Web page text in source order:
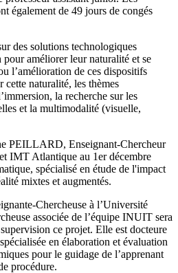
également de 49 jours de congés
des solutions technologiques
améliorer leur naturalité et se
l’amélioration de ces dispositifs
cette naturalité, les thèmes
la recherche sur les
et la multimodalité (visuelle,
PEILLARD, Enseignant-Chercheur
IMT Atlantique au 1er décembre
spécialisé en étude de l'impact
mixtes et augmentés.
Chercheuse à l’Université
associée de l’équipe INUIT sera
ce projet. Elle est docteure
en élaboration et évaluation
pour le guidage de l’apprenant
procédure.